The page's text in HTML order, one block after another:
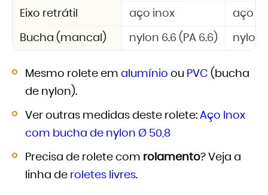
Eixo retrátil aço inox aço
Bucha (mancal) nylon 6.6 (PA 6.6) nylon
Mesmo rolete em alumínio ou PVC (bucha
de nylon).
Ver outras medidas deste rolete: Aço Inox
com bucha de nylon Ø 50,8
Precisa de rolete com rolamento? Veja a
linha de roletes livres.